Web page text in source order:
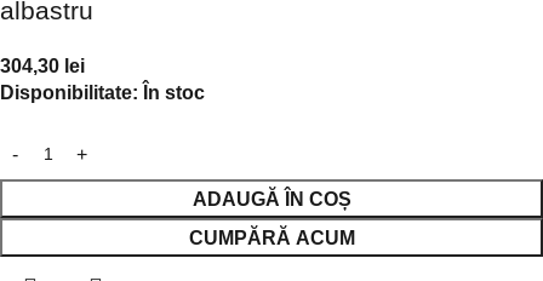
albastru
304,30 lei
Disponibilitate: În stoc
ADAUGĂ ÎN COȘ
CUMPĂRĂ ACUM